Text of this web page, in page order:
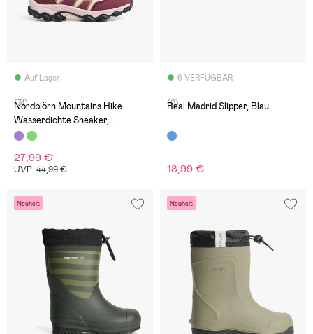
Auf Lager
(31)
Nordbjörn Mountains Hike
Wasserdichte Sneaker,
Burgundy
27,99 €
UVP: 44,99 €
6 VERFÜGBAR
(0)
Real Madrid Slipper, Blau
18,99 €
Neuheit Neuheit